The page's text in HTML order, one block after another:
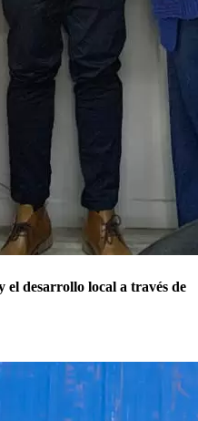
desarrollo local a través de